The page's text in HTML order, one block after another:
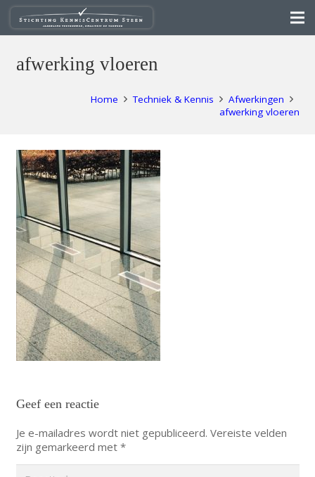
afwerking vloeren
Home Techniek & Kennis
Afwerkingen
afwerking vloeren
Geef een reactie
Je e-mailadres wordt niet gepubliceerd. Vereiste velden
zijn gemarkeerd met *